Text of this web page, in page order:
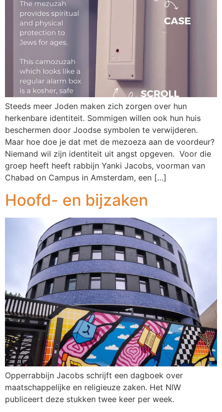
Steeds meer Joden maken zich zorgen over hun
herkenbare identiteit. Sommigen willen ook hun huis
beschermen door Joodse symbolen te verwijderen.
Maar hoe doe je dat met de mezoeza aan de voordeur?
Niemand wil zijn identiteit uit angst opgeven. Voor die
groep heeft heeft rabbijn Yanki Jacobs, voorman van
Chabad on Campus in Amsterdam, een […]
Hoofd- en bijzaken
Opperrabbijn Jacobs schrijft een dagboek over
maatschappelijke en religieuze zaken. Het NIW
publiceert deze stukken twee keer per week.